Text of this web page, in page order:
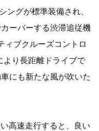
ングが標準装備され、
ーバーする渋滞追従機
ィブクルーズコントロ
より長距離ドライブで
にも新たな風が吹いた
高速走行すると、良い